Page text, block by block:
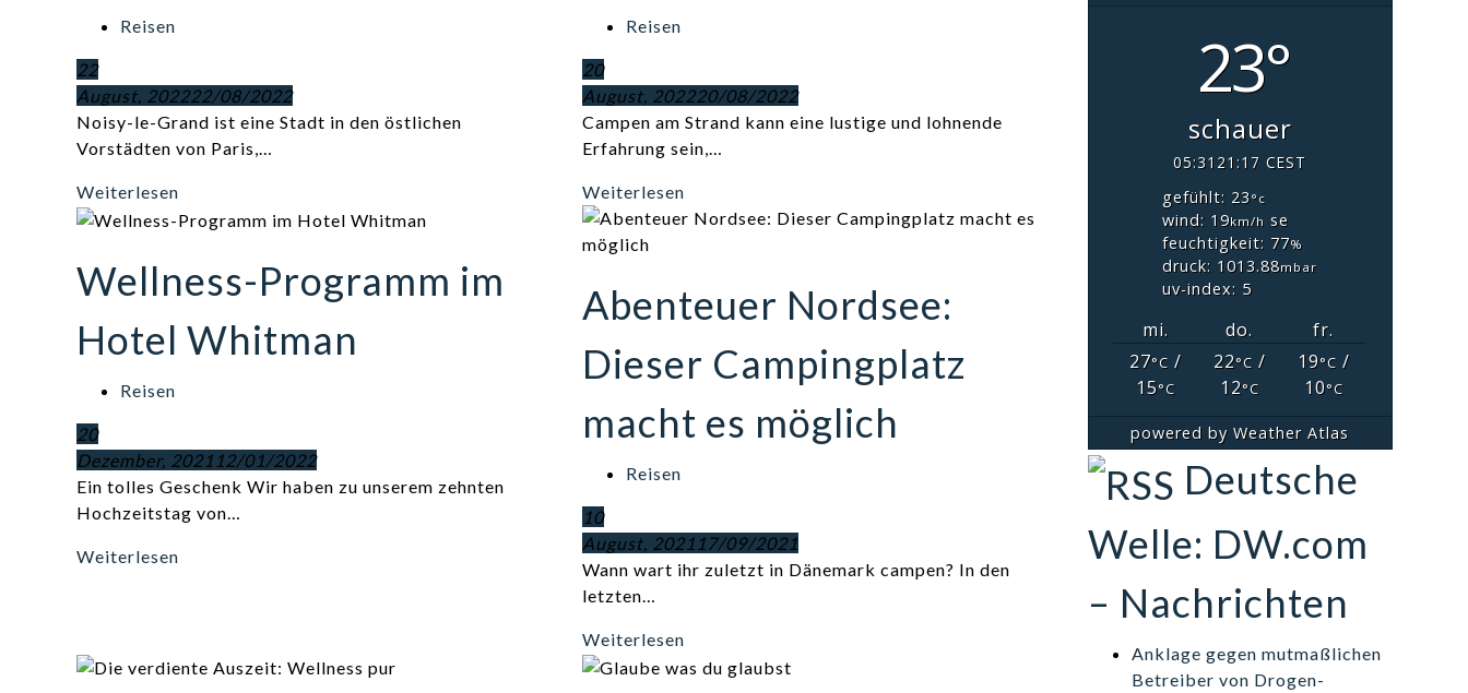
Reisen
22
August, 202222/08/2022
Noisy-le-Grand ist eine Stadt in den östlichen
Vorstädten von Paris,…
Weiterlesen
Reisen
20
August, 202220/08/2022
Campen am Strand kann eine lustige und lohnende
Erfahrung sein,…
Weiterlesen
Wellness-Programm im
Hotel Whitman
Reisen
20
Dezember, 2021 12/01/2022
Ein tolles Geschenk Wir haben zu unserem zehnten
Hochzeitstag von…
Weiterlesen
Abenteuer Nordsee:
Dieser Campingplatz
macht es möglich
Reisen
10
August, 2021 17/09/2021
Wann wart ihr zuletzt in Dänemark campen? In den
letzten…
Weiterlesen
23°
schauer
05:31 21:17 CEST
gefühlt: 23°c
wind: 19km/h se
feuchtigkeit: 77%
druck: 1013.88mbar
uv-index: 5
mi. do.
fr.
27°C/
15°C
22°C/
12°C
19°C/
10°C
powered byWeather Atlas
Deutsche
Welle: DW.com
– Nachrichten
Anklage gegen mutmaßlichen
Betreiber von Drogen-